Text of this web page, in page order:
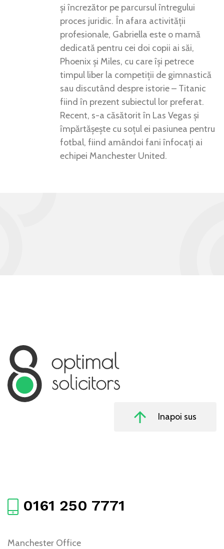
și încrezător pe parcursul întregului
proces juridic. În afara activității
profesionale, Gabriella este o mamă
dedicată pentru cei doi copii ai săi,
Phoenix și Miles, cu care își petrece
timpul liber la competiții de gimnastică
sau discutând despre istorie – Titanic
fiind în prezent subiectul lor preferat.
Recent, s-a căsătorit în Las Vegas și
împărtășește cu soțul ei pasiunea pentru
fotbal, fiind amândoi fani înfocați ai
echipei Manchester United.
Inapoi sus
0161 250 7771
Manchester Office